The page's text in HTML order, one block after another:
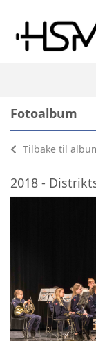
Fotoalbum
Tilbake til
2018 -